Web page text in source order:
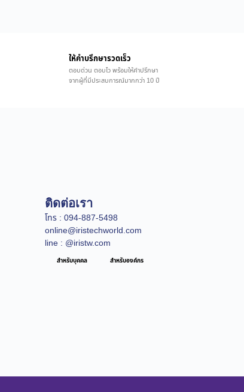
ให้คำบรึกษารวดเร็ว
ตอบด่วน ตอบไว พร้อมให้คำปรึกษา
จากผู้ที่มีประสบการณ์มากกว่า 10 ปี
ติดต่อเรา
โทร : 094-887-5498
online@iristechworld.com
line : @iristw.com
สำหรับบุคคล สำหรับองค์กร